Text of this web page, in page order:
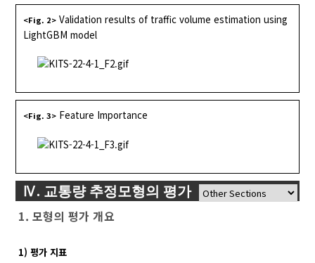
<Fig. 2> Validation results of traffic volume estimation using
LightGBM model
<Fig. 3> Feature Importance
Ⅳ. 교통량 추정모형의 평가
1. 모형의 평가 개요
1) 평가 지표